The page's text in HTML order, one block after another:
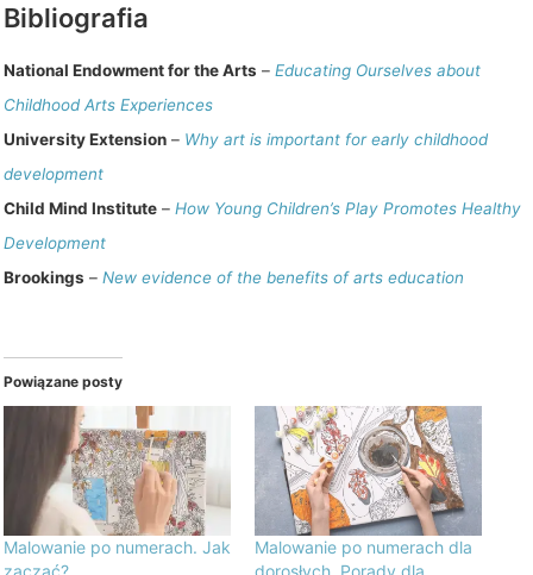
Bibliografia
National Endowment for the Arts – Educating Ourselves about
Childhood Arts Experiences
University Extension – Why art is important for early childhood
development
Child Mind Institute – How Young Children’s Play Promotes Healthy
Development
Brookings – New evidence of the benefits of arts education
Powiązane posty
Malowanie po numerach. Jak
zacząć?
Malowanie po numerach dla
dorosłych. Porady dla